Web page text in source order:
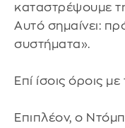
καταστρέψουμε
Αυτό σημαίνει:
συστήματα».
Επί ίσοις όροις
Επιπλέον, ο